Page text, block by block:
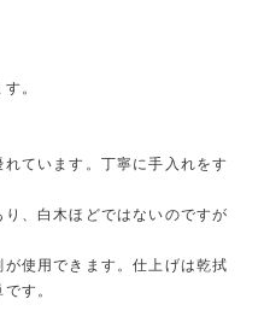
。
ています。丁寧に手入れをす
、白木ほどではないのですが
使用できます。仕上げは乾拭
す。